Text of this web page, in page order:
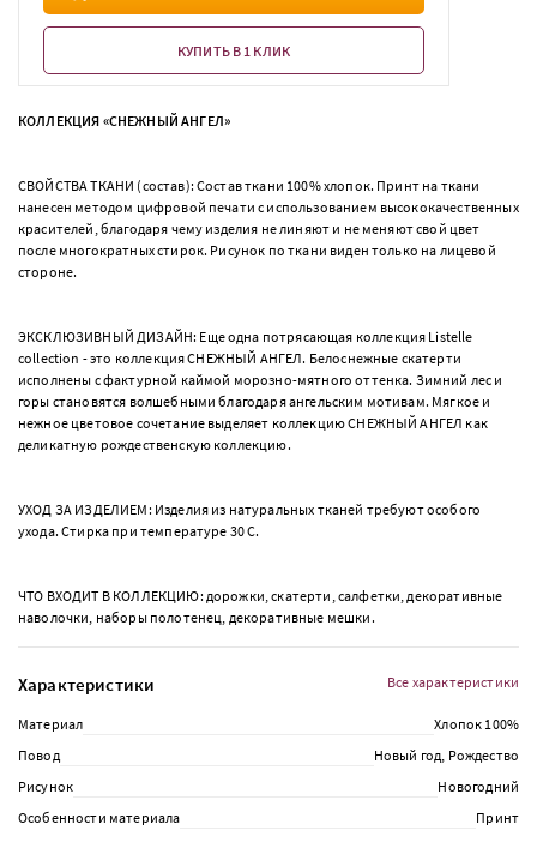
КУПИТЬ В 1 КЛИК
КОЛЛЕКЦИЯ «СНЕЖНЫЙ АНГЕЛ»
СВОЙСТВА ТКАНИ (состав): Состав ткани 100% хлопок. Принт на ткани
нанесен методом цифровой печати с использованием высококачественных
красителей, благодаря чему изделия не линяют и не меняют свой цвет
после многократных стирок. Рисунок по ткани виден только на лицевой
стороне.
ЭКСКЛЮЗИВНЫЙ ДИЗАЙН: Еще одна потрясающая коллекция Listelle
collection - это коллекция СНЕЖНЫЙ АНГЕЛ. Белоснежные скатерти
исполнены с фактурной каймой морозно-мятного оттенка. Зимний лес и
горы становятся волшебными благодаря ангельским мотивам. Мягкое и
нежное цветовое сочетание выделяет коллекцию СНЕЖНЫЙ АНГЕЛ как
деликатную рождественскую коллекцию.
УХОД ЗА ИЗДЕЛИЕМ: Изделия из натуральных тканей требуют особого
ухода. Стирка при температуре 30 С.
ЧТО ВХОДИТ В КОЛЛЕКЦИЮ: дорожки, скатерти, салфетки, декоративные
наволочки, наборы полотенец, декоративные мешки.
Характеристики
Материал
Хлопок 100%
Повод
Новый год, Рождество
Рисунок
Новогодний
Особенности материала
Принт
Все характеристики